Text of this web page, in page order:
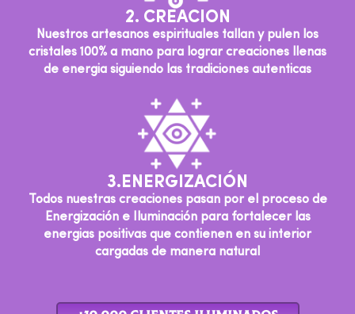
2. CREACION
Nuestros artesanos espirituales tallan y pulen los
cristales 100% a mano para lograr creaciones llenas
de energia siguiendo las tradiciones autenticas
3.ENERGIZACIÓN
Todos nuestras creaciones pasan por el proceso de
Energización e Iluminación para fortalecer las
energias positivas que contienen en su interior
cargadas de manera natural